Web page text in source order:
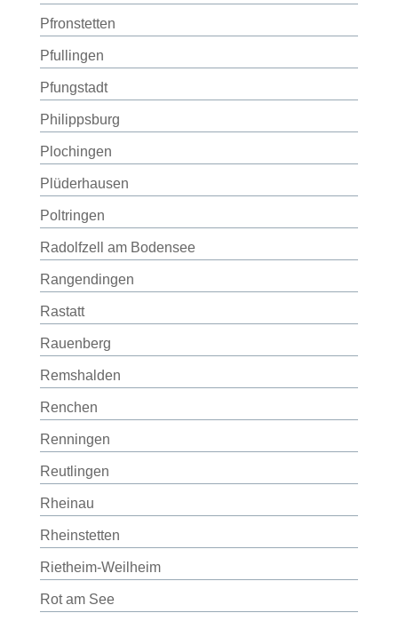
Pfronstetten
Pfullingen
Pfungstadt
Philippsburg
Plochingen
Plüderhausen
Poltringen
Radolfzell am Bodensee
Rangendingen
Rastatt
Rauenberg
Remshalden
Renchen
Renningen
Reutlingen
Rheinau
Rheinstetten
Rietheim-Weilheim
Rot am See